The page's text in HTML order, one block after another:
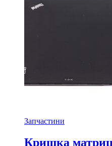
Запчастини
Кришка